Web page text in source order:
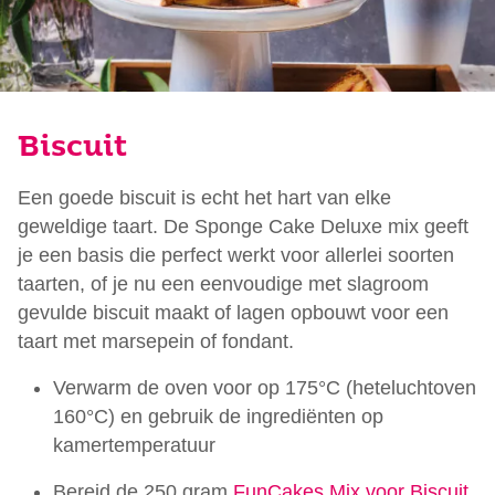
Biscuit
Een goede biscuit is echt het hart van elke
geweldige taart. De Sponge Cake Deluxe mix geeft
je een basis die perfect werkt voor allerlei soorten
taarten, of je nu een eenvoudige met slagroom
gevulde biscuit maakt of lagen opbouwt voor een
taart met marsepein of fondant.
Verwarm de oven voor op 175°C (heteluchtoven
160°C) en gebruik de ingrediënten op
kamertemperatuur